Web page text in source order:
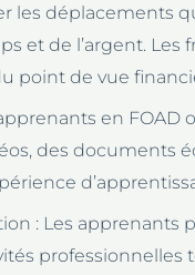
les déplacements
et de l’argent.
point de vue
en
des documents
: Les apprenants